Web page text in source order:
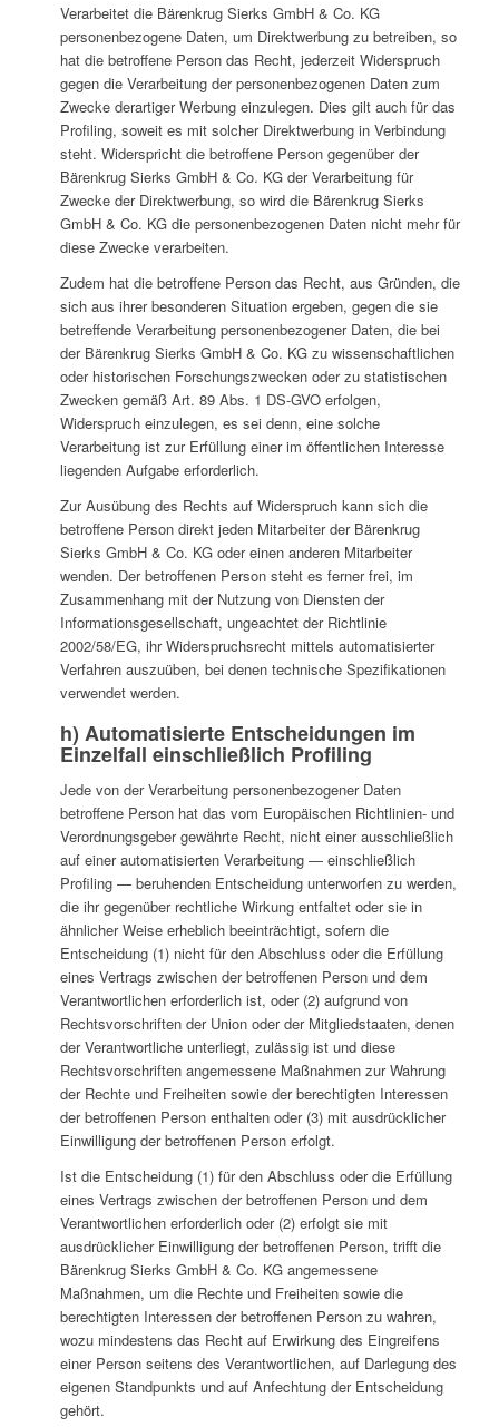
Verarbeitet die Bärenkrug Sierks GmbH & Co. KG
personenbezogene Daten, um Direktwerbung zu betreiben, so
hat die betroffene Person das Recht, jederzeit Widerspruch
gegen die Verarbeitung der personenbezogenen Daten zum
Zwecke derartiger Werbung einzulegen. Dies gilt auch für das
Profiling, soweit es mit solcher Direktwerbung in Verbindung
steht. Widerspricht die betroffene Person gegenüber der
Bärenkrug Sierks GmbH & Co. KG der Verarbeitung für
Zwecke der Direktwerbung, so wird die Bärenkrug Sierks
GmbH & Co. KG die personenbezogenen Daten nicht mehr für
diese Zwecke verarbeiten.
Zudem hat die betroffene Person das Recht, aus Gründen, die
sich aus ihrer besonderen Situation ergeben, gegen die sie
betreffende Verarbeitung personenbezogener Daten, die bei
der Bärenkrug Sierks GmbH & Co. KG zu wissenschaftlichen
oder historischen Forschungszwecken oder zu statistischen
Zwecken gemäß Art. 89 Abs. 1 DS-GVO erfolgen,
Widerspruch einzulegen, es sei denn, eine solche
Verarbeitung ist zur Erfüllung einer im öffentlichen Interesse
liegenden Aufgabe erforderlich.
Zur Ausübung des Rechts auf Widerspruch kann sich die
betroffene Person direkt jeden Mitarbeiter der Bärenkrug
Sierks GmbH & Co. KG oder einen anderen Mitarbeiter
wenden. Der betroffenen Person steht es ferner frei, im
Zusammenhang mit der Nutzung von Diensten der
Informationsgesellschaft, ungeachtet der Richtlinie
2002/58/EG, ihr Widerspruchsrecht mittels automatisierter
Verfahren auszuüben, bei denen technische Spezifikationen
verwendet werden.
h) Automatisierte Entscheidungen im
Einzelfall einschließlich Profiling
Jede von der Verarbeitung personenbezogener Daten
betroffene Person hat das vom Europäischen Richtlinien- und
Verordnungsgeber gewährte Recht, nicht einer ausschließlich
auf einer automatisierten Verarbeitung — einschließlich
Profiling — beruhenden Entscheidung unterworfen zu werden,
die ihr gegenüber rechtliche Wirkung entfaltet oder sie in
ähnlicher Weise erheblich beeinträchtigt, sofern die
Entscheidung (1) nicht für den Abschluss oder die Erfüllung
eines Vertrags zwischen der betroffenen Person und dem
Verantwortlichen erforderlich ist, oder (2) aufgrund von
Rechtsvorschriften der Union oder der Mitgliedstaaten, denen
der Verantwortliche unterliegt, zulässig ist und diese
Rechtsvorschriften angemessene Maßnahmen zur Wahrung
der Rechte und Freiheiten sowie der berechtigten Interessen
der betroffenen Person enthalten oder (3) mit ausdrücklicher
Einwilligung der betroffenen Person erfolgt.
Ist die Entscheidung (1) für den Abschluss oder die Erfüllung
eines Vertrags zwischen der betroffenen Person und dem
Verantwortlichen erforderlich oder (2) erfolgt sie mit
ausdrücklicher Einwilligung der betroffenen Person, trifft die
Bärenkrug Sierks GmbH & Co. KG angemessene
Maßnahmen, um die Rechte und Freiheiten sowie die
berechtigten Interessen der betroffenen Person zu wahren,
wozu mindestens das Recht auf Erwirkung des Eingreifens
einer Person seitens des Verantwortlichen, auf Darlegung des
eigenen Standpunkts und auf Anfechtung der Entscheidung
gehört.